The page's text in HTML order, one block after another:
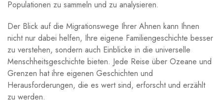
Populationen⁢ zu sammeln und ​zu analysieren.
Der Blick auf⁣ die ⁣Migrationswege Ihrer Ahnen ⁤kann Ihnen​
nicht⁢ nur dabei helfen, ‍Ihre eigene Familiengeschichte besser
zu verstehen, sondern auch ⁣Einblicke in die universelle
Menschheitsgeschichte bieten. Jede Reise über Ozeane‍ und​
Grenzen hat ihre eigenen Geschichten​ und
Herausforderungen, die es wert sind, erforscht⁢ und⁤ erzählt‍
zu⁣ werden.